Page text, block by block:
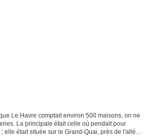
Le Havre comptait environ 500 maisons, on ne
La principale était celle où pendait pour
elle était située sur le Grand-Quai, près de l'allée